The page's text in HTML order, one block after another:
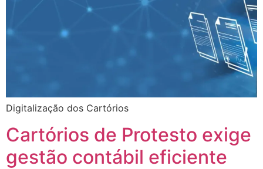
Digitalização dos Cartórios
Cartórios de Protesto exige
gestão contábil eficiente